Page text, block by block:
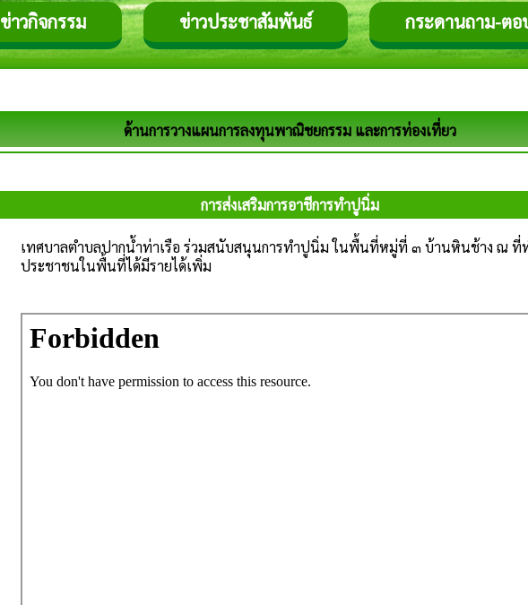
ข่าวกิจกรรม ข่าวประชาสัมพันธ์ กระดานถาม-ตอ
ด้านการวางแผนการลงทุนพาณิชยกรรม และการท่องเที่ยว
การส่งเสริมการอาชีการทำปูนิ่ม
เทศบาลตำบลปากน้ำท่าเรือ ร่วมสนับสนุนการทำปูนิ่ม ในพื้นที่หมู่ที่ ๓ บ้านหินช้าง ณ ที่
ประชาชนในพื้นที่ได้มีรายได้เพิ่ม